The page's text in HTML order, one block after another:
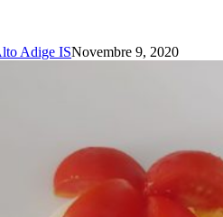
Adige ISNovembre 9, 2020